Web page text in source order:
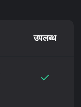
उपलब्ध
✓